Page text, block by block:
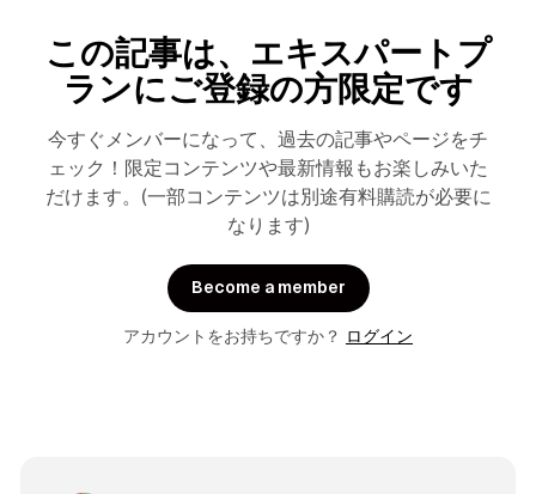
この記事は、エキスパートプ
ランにご登録の方限定です
今すぐメンバーになって、過去の記事やページをチ
ェック！限定コンテンツや最新情報もお楽しみいた
だけます。(一部コンテンツは別途有料購読が必要に
なります)
Become a member
アカウントをお持ちですか？ ログイン